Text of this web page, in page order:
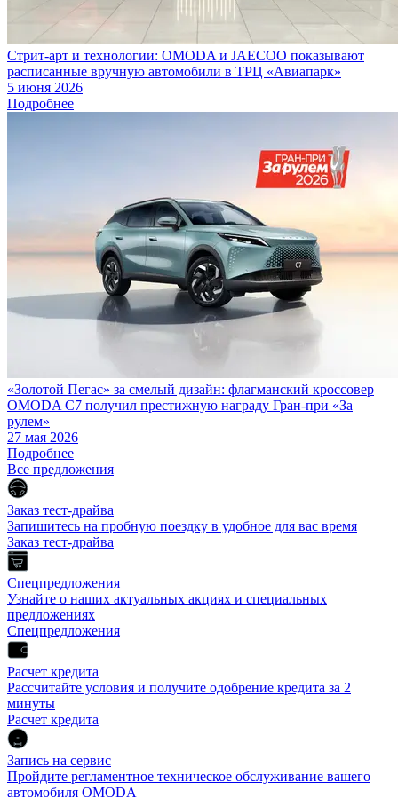
Стрит-арт и технологии: OMODA и JAECOO показывают
расписанные вручную автомобили в ТРЦ «Авиапарк»
5 июня 2026
Подробнее
«Золотой Пегас» за смелый дизайн: флагманский кроссовер
OMODA C7 получил престижную награду Гран-при «За
рулем»
27 мая 2026
Подробнее
Все предложения
Заказ тест-драйва
Запишитесь на пробную поездку в удобное для вас время
Заказ тест-драйва
Спецпредложения
Узнайте о наших актуальных акциях и специальных
предложениях
Спецпредложения
Расчет кредита
Рассчитайте условия и получите одобрение кредита за 2
минуты
Расчет кредита
Запись на сервис
Пройдите регламентное техническое обслуживание вашего
автомобиля OMODA